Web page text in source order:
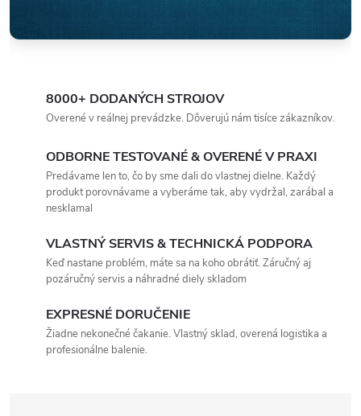
8000+ DODANÝCH STROJOV
Overené v reálnej prevádzke. Dôverujú nám tisíce zákazníkov.
ODBORNE TESTOVANÉ & OVERENÉ V PRAXI
Predávame len to, čo by sme dali do vlastnej dielne. Každý
produkt porovnávame a vyberáme tak, aby vydržal, zarábal a
nesklamal
VLASTNÝ SERVIS & TECHNICKÁ PODPORA
Keď nastane problém, máte sa na koho obrátiť. Záručný aj
pozáručný servis a náhradné diely skladom
EXPRESNÉ DORUČENIE
Žiadne nekonečné čakanie. Vlastný sklad, overená logistika a
profesionálne balenie.